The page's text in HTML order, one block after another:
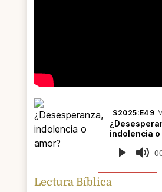
Lectura Bíblica